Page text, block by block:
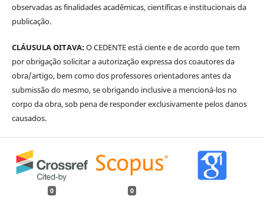
observadas as finalidades acadêmicas, científicas e institucionais da
publicação.
CLÁUSULA OITAVA:O CEDENTE está ciente e de acordo que tem
por obrigação solicitar a autorização expressa dos coautores da
obra/artigo, bem como dos professores orientadores antes da
submissão do mesmo, se obrigando inclusive a mencioná-los no
corpo da obra, sob pena de responder exclusivamente pelos danos
causados.
0 0